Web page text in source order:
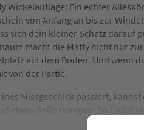
Wickelauflage: Ein echter
von Anfang an bis zur
sich dein kleiner Schatz darauf
macht die Matty nicht nur
auf dem Boden. Und wenn
von der Partie.
Missgeschick passiert,
etwas Seife reinigen. So bleibt
So wird das Wickeln zum